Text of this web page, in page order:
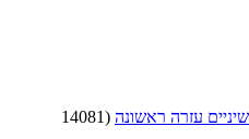
עזרה ראשונה
(14081